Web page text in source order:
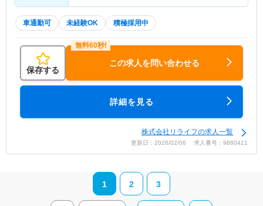
車通勤可 未経験OK 積極採用中
保存する
この求人を問い合わせる
詳細を見る
株式会社リライフの求人一覧
更新日：2026/02/06 求人番号：9880411
1 2 3